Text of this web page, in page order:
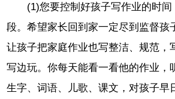
(1)您要控制好孩子写作业的时
段。希望家长回到家一定尽到监督孩
让孩子把家庭作业也写整洁、规范，
写边玩。你每天能看一看他的作业，
生字、词语、儿歌、课文，对孩子早